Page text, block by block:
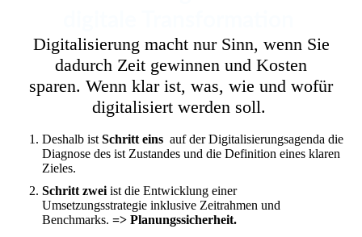
Digitalisierung macht nur Sinn, wenn Sie
dadurch Zeit gewinnen und Kosten
sparen. Wenn klar ist, was, wie und wofür
digitalisiert werden soll.
Deshalb istSchritt eins auf der Digitalisierungsagenda die
Diagnose des ist Zustandes und die Definition eines klaren
Zieles.
Schritt zweiist die Entwicklung einer
Umsetzungsstrategie inklusive Zeitrahmen und
Benchmarks.=> Planungssicherheit.